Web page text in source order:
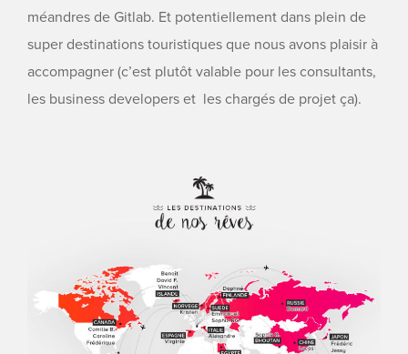
méandres de Gitlab. Et potentiellement dans plein de
super destinations touristiques que nous avons plaisir à
accompagner (c’est plutôt valable pour les consultants,
les business developers et les chargés de projet ça).